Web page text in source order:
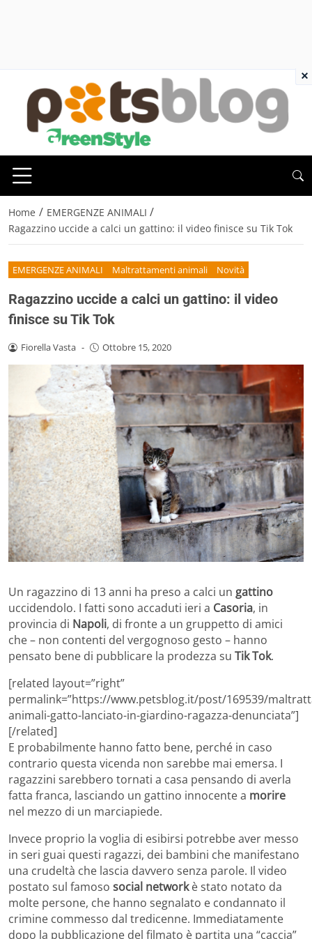
Home / EMERGENZE ANIMALI /
Ragazzino uccide a calci un gattino: il video finisce su Tik Tok
EMERGENZE ANIMALI Maltrattamenti animali Novità
Ragazzino uccide a calci un gattino: il video
finisce su Tik Tok
Fiorella Vasta - Ottobre 15, 2020
Un ragazzino di 13 anni ha preso a calci un gattino
uccidendolo. I fatti sono accaduti ieri a Casoria, in
provincia di Napoli, di fronte a un gruppetto di amici
che – non contenti del vergognoso gesto – hanno
pensato bene di pubblicare la prodezza su Tik Tok.
[related layout=”right”
permalink=”https://www.petsblog.it/post/169539/
animali-gatto-lanciato-in-giardino-ragazza-denunciata”]
[/related]
E probabilmente hanno fatto bene, perché in caso
contrario questa vicenda non sarebbe mai emersa. I
ragazzini sarebbero tornati a casa pensando di averla
fatta franca, lasciando un gattino innocente a morire
nel mezzo di un marciapiede.
Invece proprio la voglia di esibirsi potrebbe aver messo
in seri guai questi ragazzi, dei bambini che manifestano
una crudeltà che lascia davvero senza parole. Il video
postato sul famoso social networkè stato notato da
molte persone, che hanno segnalato e condannato il
crimine commesso dal tredicenne. Immediatamente
dopo la pubblicazione del filmato è partita una “caccia”
×